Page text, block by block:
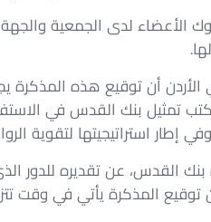
الأعضاء لدى الجمعية
أن توقيع هذه المذكرة
تمثيل بنك القدس في
إطار استراتيجيتها لتقوية
القدس، عن تقديره للدور
توقيع المذكرة يأتي في وقت